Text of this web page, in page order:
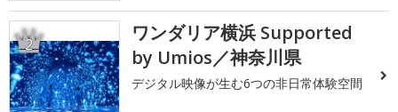
2
ワンダリア横浜 Supported
by Umios／神奈川県
デジタル映像が生む6つの非日常体験空間